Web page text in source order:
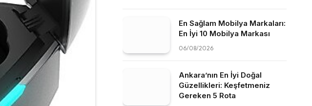
En Sağlam Mobilya Markaları:
En İyi 10 Mobilya Markası
06/08/2026
Ankara’nın En İyi Doğal
Güzellikleri: Keşfetmeniz
Gereken 5 Rota